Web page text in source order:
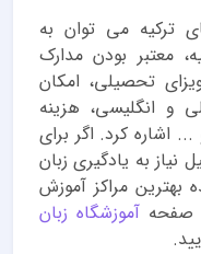
ترکیه می توان به
معتبر بودن مدارک
تحصیلی، امکان
و انگلیسی، هزینه
اشاره کرد. اگر برای
به یادگیری زبان
بهترین مراکز آموزش
صفحهآموزشگاه زبان